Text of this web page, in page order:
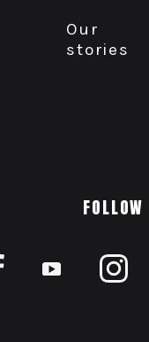
Our
stories
FOLLOW